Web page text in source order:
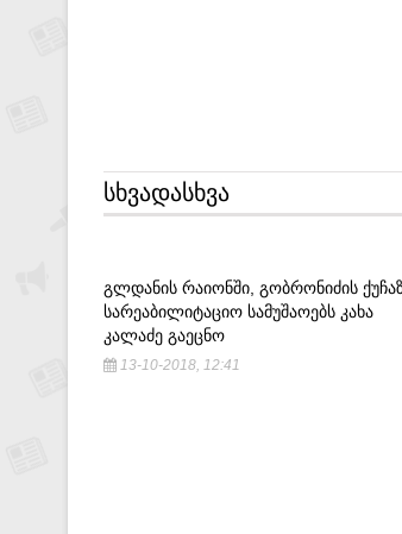
ᲡᲮᲕᲐᲓᲐᲡᲮᲕᲐ
ᲒᲚᲓᲐᲜᲘᲡ ᲠᲐᲘᲝᲜᲨᲘ, ᲒᲝᲑᲠᲝᲜᲘᲫᲘᲡ
ᲡᲐᲠᲔᲐᲑᲘᲚᲘᲢᲐᲪᲘᲝ ᲡᲐᲛᲣᲨᲐᲝᲔᲑᲡ ᲙᲐᲮᲐ
ᲙᲐᲚᲐᲫᲔ ᲒᲐᲔᲪᲜᲝ
13-10-2018, 12:41